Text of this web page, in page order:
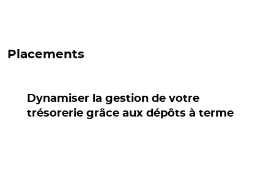
Placements
Dynamiser la gestion de votre
trésorerie grâce aux dépôts à terme